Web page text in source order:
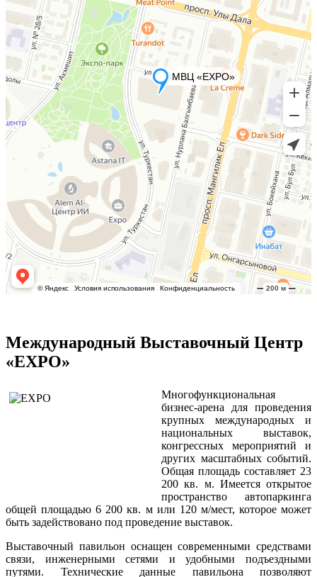
Международный Выставочный Центр
«EXPO»
Многофункциональная
бизнес-арена для проведения
крупных международных и
национальных выставок,
конгрессных мероприятий и
других масштабных событий.
Общая площадь составляет 23
200 кв. м. Имеется открытое
пространство автопаркинга
общей площадью 6 200 кв. м или 120 м/мест, которое может
быть задействовано под проведение выставок.
Выставочный павильон оснащен современными средствами
связи, инженерными сетями и удобными подъездными
путями. Технические данные павильона позволяют